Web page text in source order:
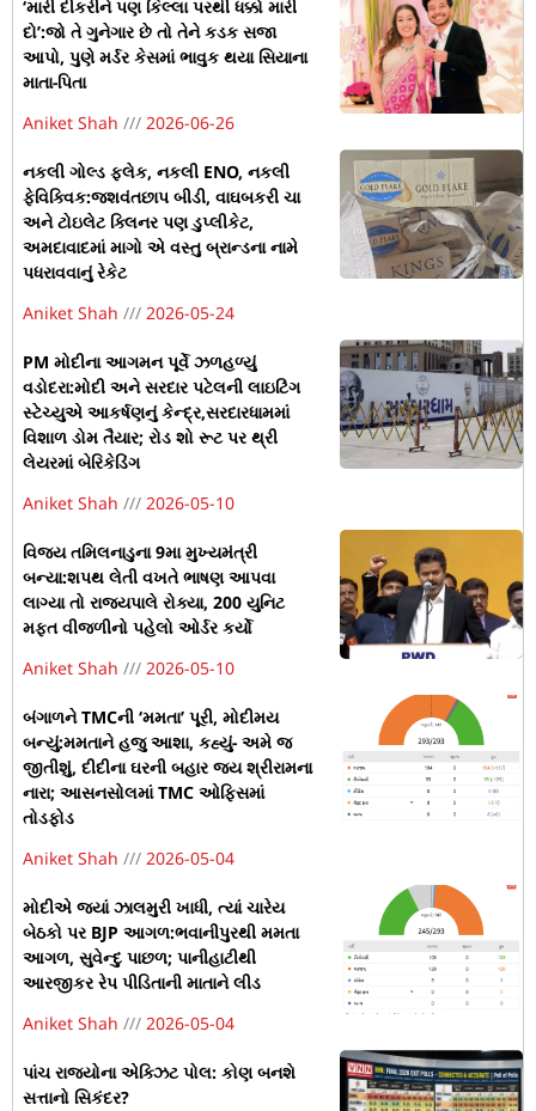
‘મારી દીકરીને પણ કિલ્લા પરથી ધક્કો મારી
દો’:જો તે ગુનેગાર છે તો તેને કડક સજા
આપો, પુણે મર્ડર કેસમાં ભાવુક થયા સિયાના
માતા-પિતા
Aniket Shah
2026-06-26
નકલી ગોલ્ડ ફ્લેક, નકલી ENO, નકલી
ફેવિક્વિક:જશવંતછાપ બીડી, વાઘબકરી ચા
અને ટોઇલેટ ક્લિનર પણ ડુપ્લીકેટ,
અમદાવાદમાં માગો એ વસ્તુ બ્રાન્ડના નામે
પધરાવવાનું રેકેટ
Aniket Shah
2026-05-24
PM મોદીના આગમન પૂર્વે ઝળહળ્યું
વડોદરા:મોદી અને સરદાર પટેલની લાઇટિંગ
સ્ટેચ્યુએ આકર્ષણનું કેન્દ્ર,સરદારધામમાં
વિશાળ ડોમ તૈયાર; રોડ શો રૂટ પર થ્રી
લેયરમાં બેરિકેડિંગ
Aniket Shah
2026-05-10
વિજય તમિલનાડુના 9મા મુખ્યમંત્રી
બન્યા:શપથ લેતી વખતે ભાષણ આપવા
લાગ્યા તો રાજ્યપાલે રોક્યા, 200 યુનિટ
મફત વીજળીનો પહેલો ઓર્ડર કર્યો
Aniket Shah
2026-05-10
બંગાળને TMCની ‘મમતા’ પૂરી, મોદીમય
બન્યું:મમતાને હજુ આશા, કહ્યું- અમે જ
જીતીશું, દીદીના ઘરની બહાર જય શ્રીરામના
નારા; આસનસોલમાં TMC ઓફિસમાં
તોડફોડ
Aniket Shah
2026-05-04
મોદીએ જ્યાં ઝાલમુરી ખાધી, ત્યાં ચારેય
બેઠકો પર BJP આગળ:ભવાનીપુરથી મમતા
આગળ, સુવેન્દુ પાછળ; પાનીહાટીથી
આરજીકર રેપ પીડિતાની માતાને લીડ
Aniket Shah
2026-05-04
પાંચ રાજ્યોના એક્ઝિટ પોલ: કોણ બનશે
સત્તાનો સિકંદર?